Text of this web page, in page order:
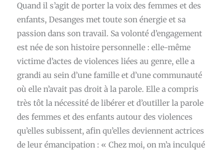
Quand il s’agit de porter la voix des femmes et des
enfants, Desanges met toute son énergie et sa
passion dans son travail. Sa volonté d’engagement
est née de son histoire personnelle : elle-même
victime d’actes de violences liées au genre, elle a
grandi au sein d’une famille et d’une communauté
où elle n’avait pas droit à la parole. Elle a compris
très tôt la nécessité de libérer et d’outiller la parole
des femmes et des enfants autour des violences
qu’elles subissent, afin qu’elles deviennent actrices
de leur émancipation : « Chez moi, on m’a inculqué